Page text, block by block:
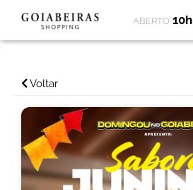
ABERTO 10h
Voltar